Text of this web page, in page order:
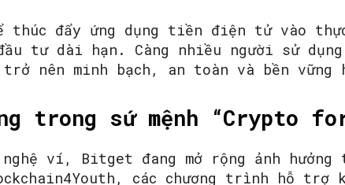
thúc đẩy ứng dụng tiền điện tử vào
tư dài hạn. Càng nhiều người sử
nên minh bạch, an toàn và bền vững
trong sứ mệnh “Crypto for
ví, Bitget đang mở rộng ảnh hưởng
các chương trình hỗ trợ